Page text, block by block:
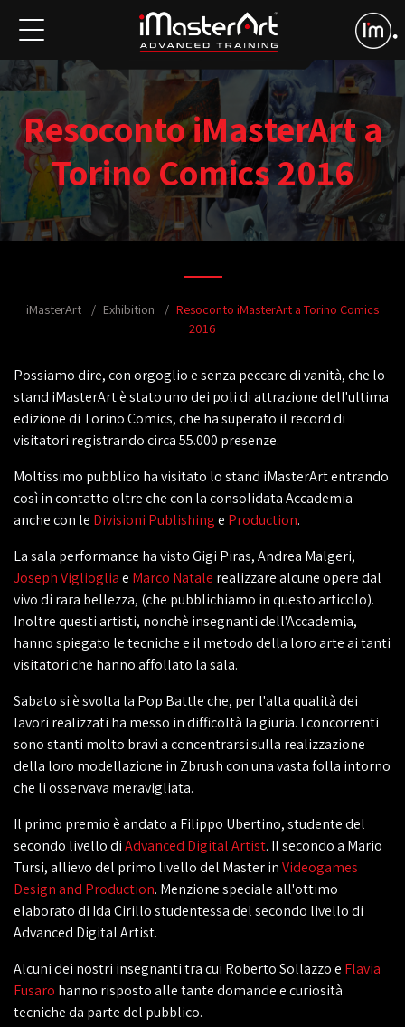
Resoconto iMasterArt a
Torino Comics 2016
iMasterArt Exhibition
Resoconto iMasterArt a Torino Comics
2016
Possiamo dire, con orgoglio e senza peccare di vanità, che lo
stand iMasterArt è stato uno dei poli di attrazione dell'ultima
edizione di Torino Comics, che ha superato il record di
visitatori registrando circa 55.000 presenze.
Moltissimo pubblico ha visitato lo stand iMasterArt entrando
così in contatto oltre che con la consolidata Accademia
anche con le Divisioni Publishinge Production.
La sala performance ha visto Gigi Piras, Andrea Malgeri,
Joseph Vigliogliae Marco Natale realizzare alcune opere dal
vivo di rara bellezza, (che pubblichiamo in questo articolo).
Inoltre questi artisti, nonchè insegnanti dell'Accademia,
hanno spiegato le tecniche e il metodo della loro arte ai tanti
visitatori che hanno affollato la sala.
Sabato si è svolta la Pop Battle che, per l'alta qualità dei
lavori realizzati ha messo in difficoltà la giuria. I concorrenti
sono stanti molto bravi a concentrarsi sulla realizzazione
della loro modellazione in Zbrush con una vasta folla intorno
che li osservava meravigliata.
Il primo premio è andato a Filippo Ubertino, studente del
secondo livello diAdvanced Digital Artist. Il secondo a Mario
Tursi, allievo del primo livello del Master inVideogames
Design and Production. Menzione speciale all'ottimo
elaborato di Ida Cirillo studentessa del secondo livello di
Advanced Digital Artist.
Alcuni dei nostri insegnanti tra cui Roberto Sollazzo e Flavia
Fusaro hanno risposto alle tante domande e curiosità
tecniche da parte del pubblico.